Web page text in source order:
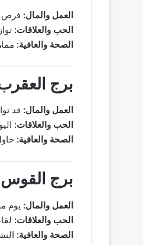
العمل والمال: فرص
الحب والعلاقات:
الصحة والعافية:
برج العقرب (23 أكتوبر – 21
العمل والمال: قد
الحب والعلاقات:
الصحة والعافية:
برج القوس (22 نوفمبر – 21
العمل والمال: يوم
الحب والعلاقات:
الصحة والعافية: